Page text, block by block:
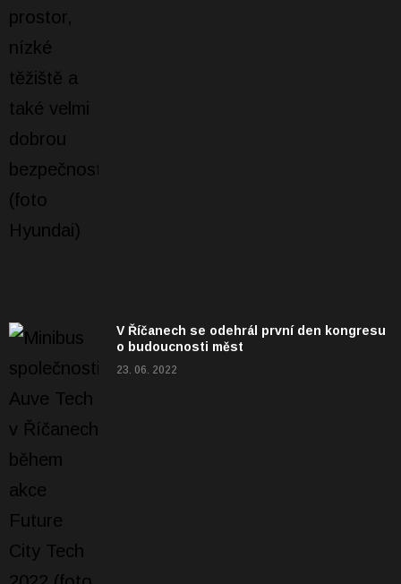
V Říčanech se odehrál první den kongresu
o budoucnosti měst
23. 06. 2022